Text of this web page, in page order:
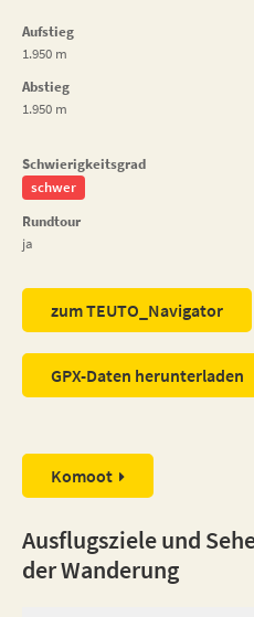
Aufstieg
1.950 m
Abstieg
1.950 m
Schwierigkeitsgrad
schwer
Rundtour
ja
zum TEUTO_Navigator
GPX-Daten herunterladen
Komoot
Ausflugsziele und
der Wanderung